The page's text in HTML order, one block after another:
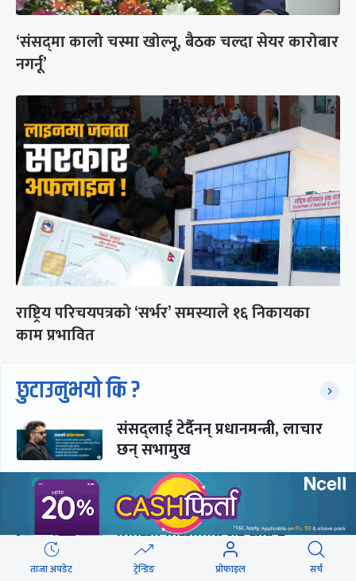
‘संसद्‍मा कालो चस्मा खोल्नू, बैठक चल्दा सेयर कारोबार
नगर्नू’
राष्ट्रिय परिचयपत्रको ‘सर्भर’ समस्याले १६ निकायका
काम प्रभावित
छुटाउनुभयो कि ?
संसद्लाई टेर्दैनन् प्रधानमन्त्री, लाचार
छन् सभामुख
‘अस्थायी प्रकृतिको अध्यादेशले ऐनको
व्यवस्था विस्थापित गर्न सक्दैन’
ताजा अपडेट ट्रेन्डिङ प्रोफाइल सर्च